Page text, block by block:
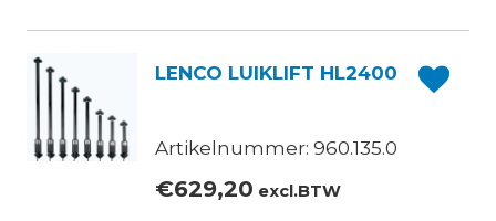
LENCO LUIKLIFT HL2400
Artikelnummer: 960.135.0
€629,20 excl.BTW